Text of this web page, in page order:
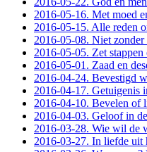
2016-05-16. Met moed
2016-05-15. Alle reden
2016-05-08. Niet zonder
2016-05-05. Zet
2016-05-01. Zaad en
2016-04-24. Bevestigd
2016-04-17. Getuigenis
2016-04-10. Bevelen of
2016-04-03. Geloof in
2016-03-28. Wie wil de
2016-03-27. In liefde uit